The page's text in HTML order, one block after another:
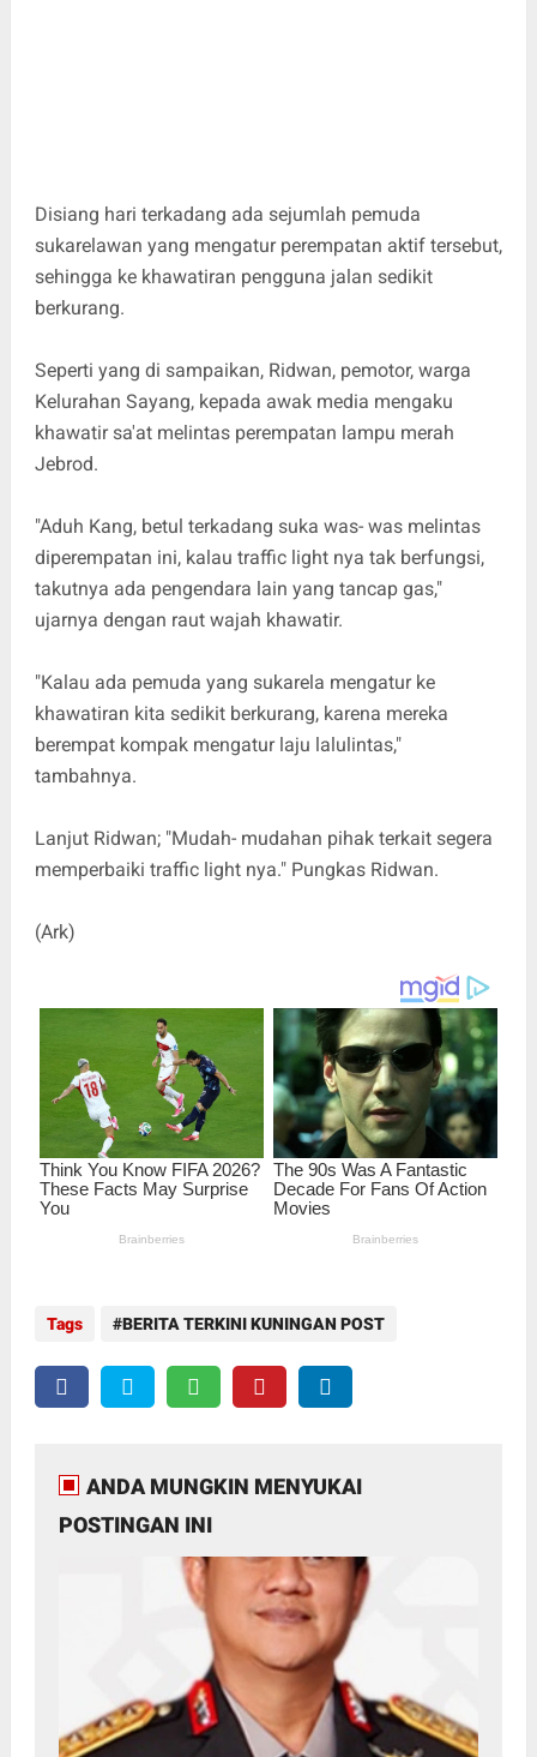
Disiang hari terkadang ada sejumlah pemuda
sukarelawan yang mengatur perempatan aktif tersebut,
sehingga ke khawatiran pengguna jalan sedikit
berkurang.
Seperti yang di sampaikan, Ridwan, pemotor, warga
Kelurahan Sayang, kepada awak media mengaku
khawatir sa'at melintas perempatan lampu merah
Jebrod.
"Aduh Kang, betul terkadang suka was- was melintas
diperempatan ini, kalau traffic light nya tak berfungsi,
takutnya ada pengendara lain yang tancap gas,"
ujarnya dengan raut wajah khawatir.
"Kalau ada pemuda yang sukarela mengatur ke
khawatiran kita sedikit berkurang, karena mereka
berempat kompak mengatur laju lalulintas,"
tambahnya.
Lanjut Ridwan; "Mudah- mudahan pihak terkait segera
memperbaiki traffic light nya." Pungkas Ridwan.
(Ark)
Tags BERITA TERKINI KUNINGAN POST
ANDA MUNGKIN MENYUKAI
POSTINGAN INI